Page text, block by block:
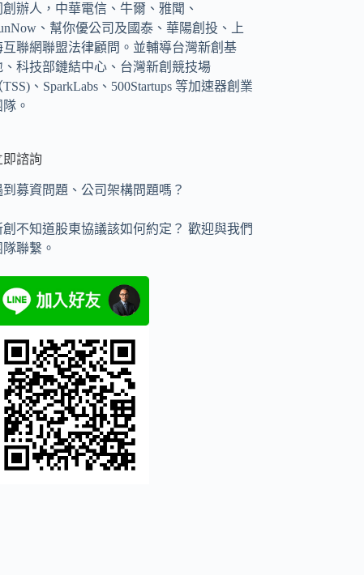
創辦人，中華電信、牛爾、雅聞、
、幫你優公司及國泰、華陽創投、上
互聯網聯盟法律顧問。並輔導台灣新創基
、科技部鏈結中心、台灣新創競技場
TSS)、SparkLabs、500Startups 等加速器創業
隊。
即諮詢
到募資問題、公司架構問題嗎？
創不知道股東協議該如何約定？ 歡迎與我們
隊聯繫。